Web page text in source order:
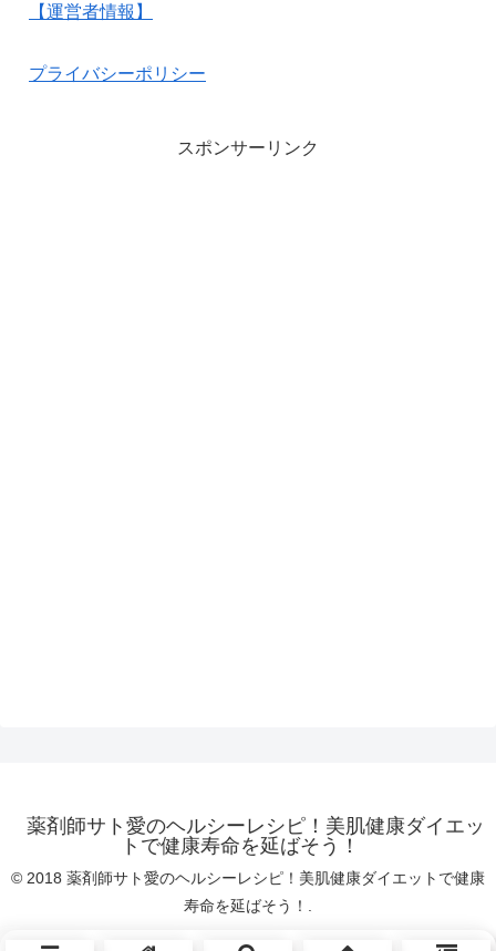
【運営者情報】
プライバシーポリシー
スポンサーリンク
薬剤師サト愛のヘルシーレシピ！美肌健康ダイエッ
トで健康寿命を延ばそう！
© 2018 薬剤師サト愛のヘルシーレシピ！美肌健康ダイエットで健康
寿命を延ばそう！.